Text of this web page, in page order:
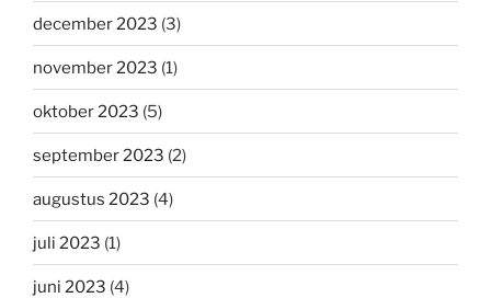
december 2023 (3)
november 2023 (1)
oktober 2023 (5)
september 2023 (2)
augustus 2023 (4)
juli 2023 (1)
juni 2023 (4)